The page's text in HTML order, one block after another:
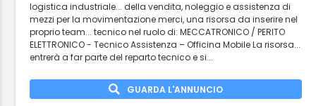
logistica industriale... della vendita, noleggio e assistenza di
mezzi per la movimentazione merci, una risorsa da inserire nel
proprio team... tecnico nel ruolo di: MECCATRONICO / PERITO
ELETTRONICO - Tecnico Assistenza – Officina Mobile La risorsa...
entrerà a far parte del reparto tecnico e si...
GUARDA L'ANNUNCIO